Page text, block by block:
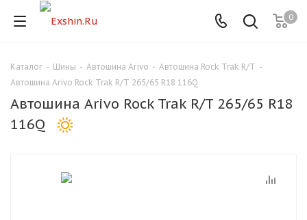
0
Каталог - Шины - Автошина Arivo - Автошина Rock Trak R/T -
Автошина Arivo Rock Trak R/T 265/65 R18 116Q
Автошина Arivo Rock Trak R/T 265/65 R18
116Q
Для клиентов всех банков
Разбейте
оплату